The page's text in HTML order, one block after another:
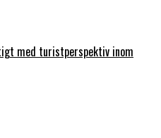
med turistperspektiv inom